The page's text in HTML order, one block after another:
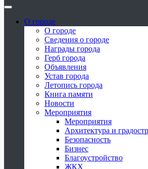
О городе
О городе
Сведения о городе
Награды города
Герб города
Объявления
Устав города
Летопись города
Книга памяти
Новости
Мероприятия
Мероприятия
Архитектура и
Безопасность
Бизнес
Благоустройство
ЖКХ